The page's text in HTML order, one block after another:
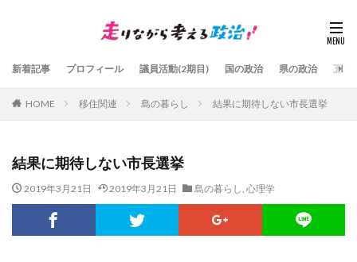
新着記事 プロフィール 議員活動(2期目) 国の政治 県の政治 五島
HOME 移住関連 島の暮らし 結果に期待しない市長選挙
結果に期待しない市長選挙
2019年3月21日 2019年3月21日 島の暮らし, 心理学